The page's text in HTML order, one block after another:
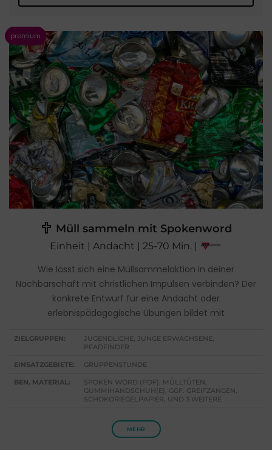
Müll sammeln mit Spokenword
Einheit | Andacht | 25-70 Min. |
Wie lässt sich eine Müllsammelaktion in deiner
Nachbarschaft mit christlichen Impulsen verbinden? Der
konkrete Entwurf für eine Andacht oder
erlebnispädagogische Übungen bildet mit
ZIELGRUPPEN:
JUGENDLICHE, JUNGE ERWACHSENE,
PFADFINDER
EINSATZGEBIETE: GRUPPENSTUNDE
BEN. MATERIAL:
SPOKEN WORD (PDF), MÜLLTÜTEN,
GUMMIHANDSCHUH(E), GGF. GREIFZANGEN,
SCHOKORIEGELPAPIER, UND 3 WEITERE
MEHR